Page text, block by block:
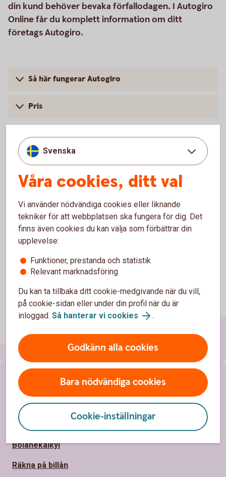
din kund behöver bevaka förfallodagen. I Autogiro
Online får du komplett information om ditt
företags Autogiro.
Så här fungerar Autogiro
Pris
och statistik.
Inställningar för cookies
Svenska
Våra cookies, ditt val
Vi använder nödvändiga cookies eller liknande
tekniker för att webbplatsen ska fungera för dig. Det
finns även cookies du kan välja som förbättrar din
upplevelse:
Funktioner, prestanda och statistik
Relevant marknadsföring
Du kan ta tillbaka ditt cookie-medgivande när du vill,
på cookie-sidan eller under din profil när du är
inloggad. Så hanterar vi cookies .
Godkänn alla cookies
Bara nödvändiga cookies
Cookie-inställningar
Sidfot
Räkna
Ränta på ränta-kalkylator
Räkna på månadssparande
Bolånekalkyl
Räkna på billån